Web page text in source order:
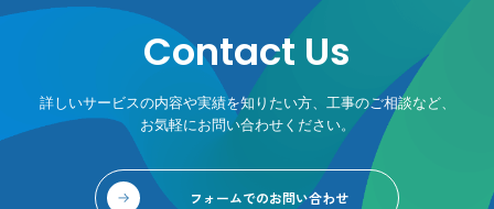
Contact Us
詳しいサービスの内容や実績を知りたい方、工事のご相談など、
お気軽にお問い合わせください。
フォームでのお問い合わせ